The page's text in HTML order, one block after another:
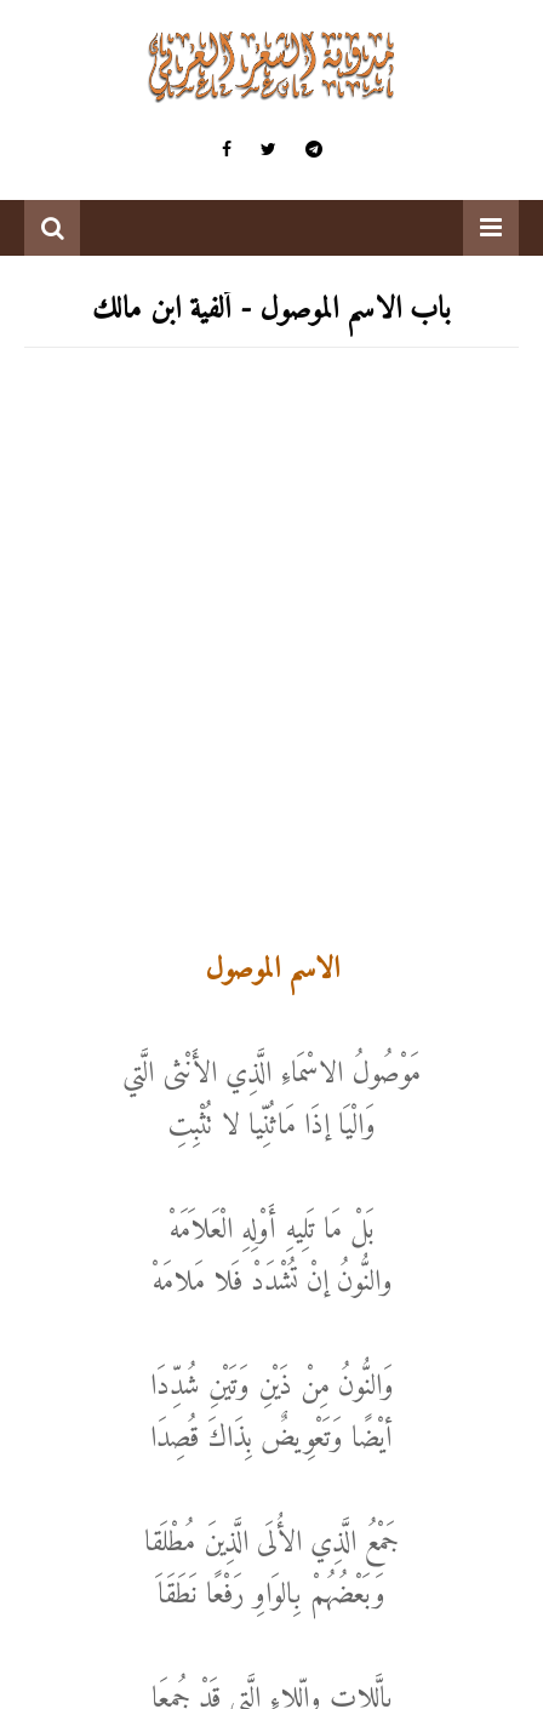
باب الاسم الموصول - ألفية ابن مالك
الاسم الموصول
مَوْصُولُ الاسْمَاءِ الَّذِي الأَنْثى الَّتي
وَالْيَا إذَا مَاثُنِّيا لا تُثْبِتِ
بَلْ مَا تَلِيهِ أَوْلِهِ الْعَلاَمَهْ
والنُّونُ إنْ تُشْدَدْ فَلا مَلامَهْ
وَالنُّونُ مِنْ ذَيْنِ وَتَيْنِ شُدِّدَا
أيْضًا وَتَعْوِيضٌ بِذَاكَ قُصِدَا
جَمْعُ الَّذِي الأُلَى الَّذِينَ مُطْلَقا
وَبَعْضُهُمْ بِالوَاوِ رَفْعًا نَطَقَاَ